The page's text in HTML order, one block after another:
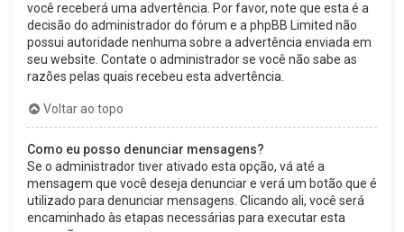
você receberá uma advertência. Por favor, note que esta é a
decisão do administrador do fórum e a phpBB Limited não
possui autoridade nenhuma sobre a advertência enviada em
seu website. Contate o administrador se você não sabe as
razões pelas quais recebeu esta advertência.
Voltar ao topo
Como eu posso denunciar mensagens?
Se o administrador tiver ativado esta opção, vá até a
mensagem que você deseja denunciar e verá um botão que é
utilizado para denunciar mensagens. Clicando ali, você será
encaminhado às etapas necessárias para executar esta